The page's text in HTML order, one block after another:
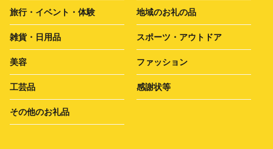
旅行・イベント・体験 地域のお礼の品
雑貨・日用品 スポーツ・アウトドア
美容 ファッション
工芸品 感謝状等
その他のお礼品